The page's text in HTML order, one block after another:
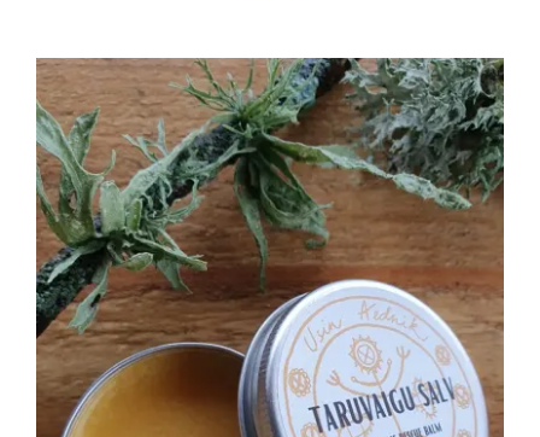
LISA KORVI
/
DETAILS